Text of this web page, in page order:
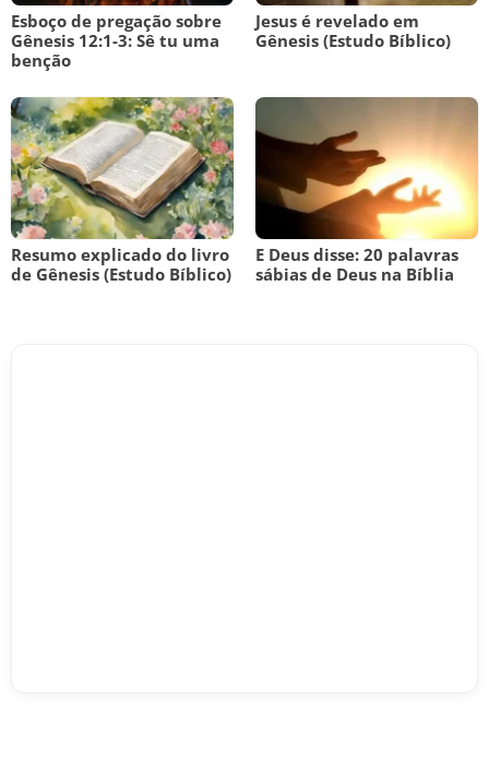
Esboço de pregação sobre
Gênesis 12:1-3: Sê tu uma
benção
Jesus é revelado em
Gênesis (Estudo Bíblico)
Resumo explicado do livro
de Gênesis (Estudo Bíblico)
E Deus disse: 20 palavras
sábias de Deus na Bíblia